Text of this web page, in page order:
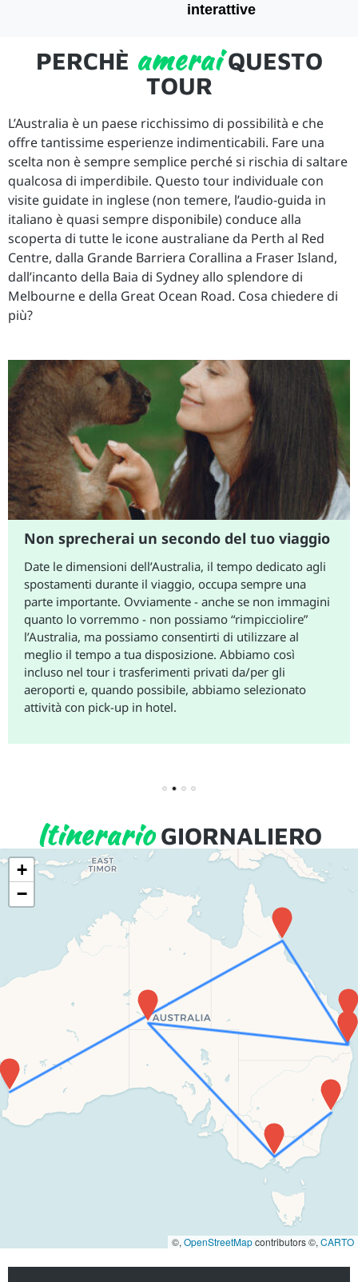
interattive
PERCHÈ ameraiQUESTO
TOUR
L’Australia è un paese ricchissimo di possibilità e che
offre tantissime esperienze indimenticabili. Fare una
scelta non è sempre semplice perché si rischia di saltare
qualcosa di imperdibile. Questo tour individuale con
visite guidate in inglese (non temere, l’audio-guida in
italiano è quasi sempre disponibile) conduce alla
scoperta di tutte le icone australiane da Perth al Red
Centre, dalla Grande Barriera Corallina a Fraser Island,
dall’incanto della Baia di Sydney allo splendore di
Melbourne e della Great Ocean Road. Cosa chiedere di
più?
Non sprecherai un secondo del tuo viaggio
Date le dimensioni dell’Australia, il tempo dedicato agli
spostamenti durante il viaggio, occupa sempre una
parte importante. Ovviamente - anche se non immagini
quanto lo vorremmo - non possiamo “rimpicciolire”
l’Australia, ma possiamo consentirti di utilizzare al
meglio il tempo a tua disposizione. Abbiamo così
incluso nel tour i trasferimenti privati da/per gli
aeroporti e, quando possibile, abbiamo selezionato
attività con pick-up in hotel.
ItinerarioGIORNALIERO
+
−
©, OpenStreetMapcontributors ©, CARTO